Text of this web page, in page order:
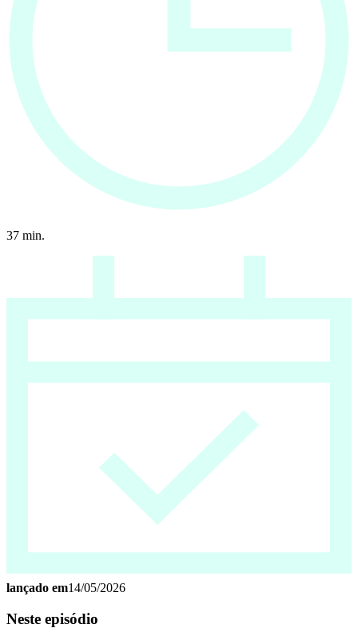
37 min.
lançado em14/05/2026
Neste episódio